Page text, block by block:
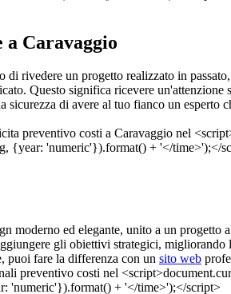
a Caravaggio
di rivedere un progetto realizzato in
Questo significa ricevere
sicurezza di avere al tuo fianco un esperto
moderno ed elegante, unito a un
gli obiettivi strategici,
puoi fare la differenza con un sito web